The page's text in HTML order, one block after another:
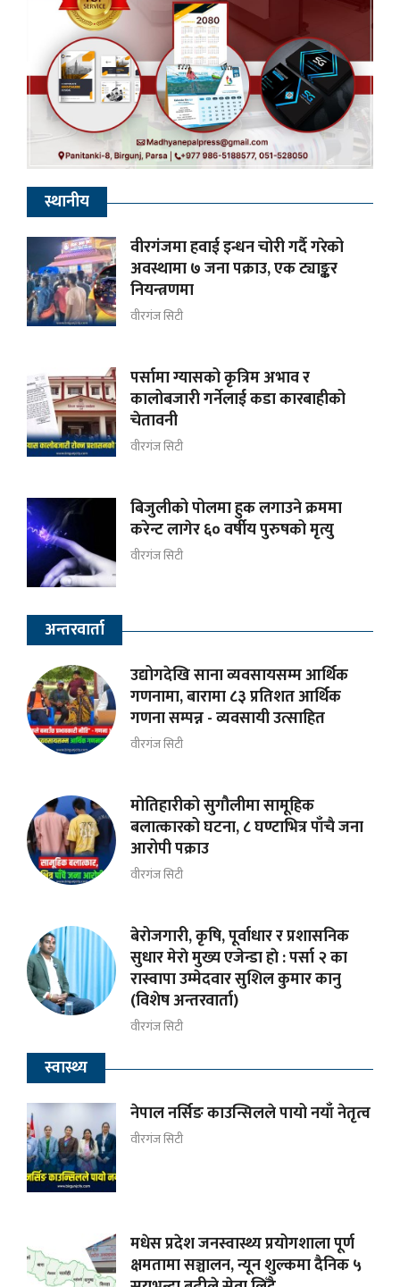
स्थानीय
वीरगंजमा हवाई इन्धन चोरी गर्दै गरेको
अवस्थामा ७ जना पक्राउ, एक ट्याङ्कर
नियन्त्रणमा
वीरगंज सिटी
पर्सामा ग्यासको कृत्रिम अभाव र
कालोबजारी गर्नेलाई कडा कारबाहीको
चेतावनी
वीरगंज सिटी
बिजुलीको पोलमा हुक लगाउने क्रममा
करेन्ट लागेर ६० वर्षीय पुरुषको मृत्यु
वीरगंज सिटी
अन्तरवार्ता
उद्योगदेखि साना व्यवसायसम्म आर्थिक
गणनामा, बारामा ८३ प्रतिशत आर्थिक
गणना सम्पन्न - व्यवसायी उत्साहित
वीरगंज सिटी
मोतिहारीको सुगौलीमा सामूहिक
बलात्कारको घटना, ८ घण्टाभित्र पाँचै जना
आरोपी पक्राउ
वीरगंज सिटी
बेरोजगारी, कृषि, पूर्वाधार र प्रशासनिक
सुधार मेराे मुख्य एजेन्डा हाे : पर्सा २ का
रास्वापा उम्मेदवार सुशिल कुमार कानु
(विशेष अन्तरवार्ता)
वीरगंज सिटी
स्वास्थ्य
नेपाल नर्सिङ काउन्सिलले पायो नयाँ नेतृत्व
वीरगंज सिटी
मधेस प्रदेश जनस्वास्थ्य प्रयोगशाला पूर्ण
क्षमतामा सञ्चालन, न्यून शुल्कमा दैनिक ५